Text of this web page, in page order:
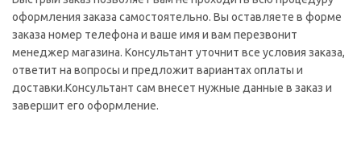
оформления заказа самостоятельно. Вы оставляете в форме
заказа номер телефона и ваше имя и вам перезвонит
менеджер магазина. Консультант уточнит все условия заказа,
ответит на вопросы и предложит вариантах оплаты и
доставки.Консультант сам внесет нужные данные в заказ и
завершит его оформление.